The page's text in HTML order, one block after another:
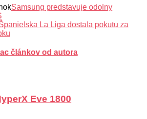
Samsung predstavuje odolny
La Liga dostala pokutu za
článkov od autora
Eve 1800